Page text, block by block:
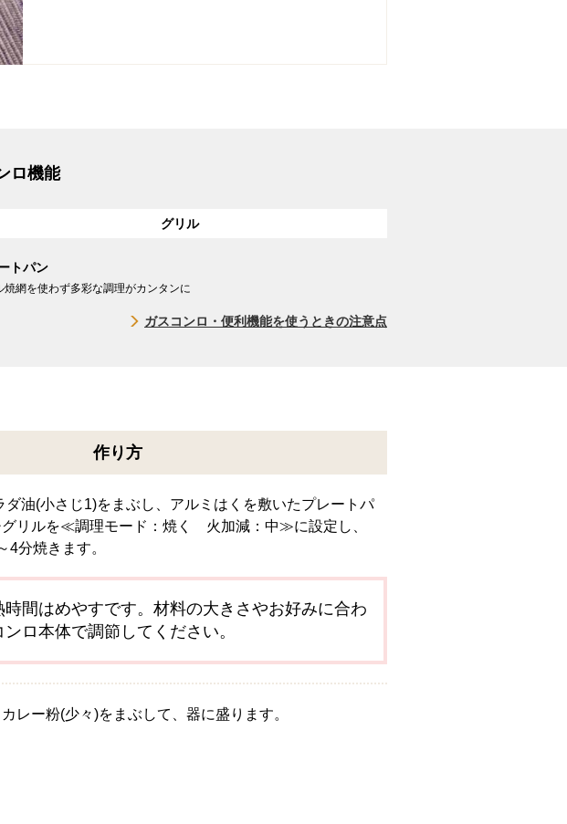
ロ機能
グリル
トパン
焼網を使わず多彩な調理がカンタンに
ガスコンロ・便利機能を使うときの注意点
作り方
ダ油(小さじ1)をまぶし、アルミはくを敷いたプレートパ
グリルを≪調理モード：焼く 火加減：中≫に設定し、
4分焼きます。
間はめやすです。材料の大きさやお好みに合わ
ロ本体で調節してください。
レー粉(少々)をまぶして、器に盛ります。